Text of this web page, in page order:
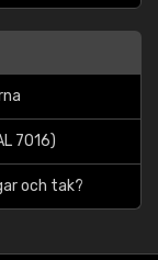
7016)
och tak?